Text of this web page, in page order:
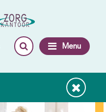
Menu